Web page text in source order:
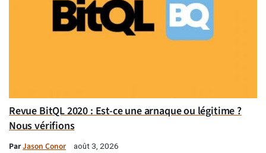
Revue BitQL 2020 : Est-ce une arnaque ou légitime ?
Nous vérifions
ParJason Conor août 3, 2026